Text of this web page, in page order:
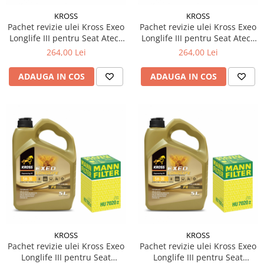
KROSS
Pachet revizie ulei Kross Exeo
Longlife III pentru Seat Ateca
(KH7, KHP) 2.0 TDI diesel
264,00 Lei
ADAUGA IN COS
KROSS
Pachet revizie ulei Kross Exeo
Longlife III pentru Seat Ateca
(KH7, KHP) 2.0 TDI diesel
264,00 Lei
ADAUGA IN COS
KROSS
Pachet revizie ulei Kross Exeo
Longlife III pentru Seat
KROSS
Pachet revizie ulei Kross Exeo
Longlife III pentru Seat